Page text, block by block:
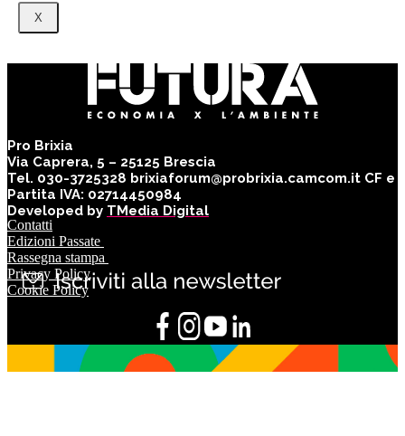
X
Pro Brixia
Via Caprera, 5 – 25125 Brescia
Tel. 030-3725328 brixiaforum@probrixia.camcom.it CF e
Partita IVA: 02714450984
Developed by TMedia Digital
Contatti
Edizioni Passate
Rassegna stampa
Privacy Policy
Cookie Policy